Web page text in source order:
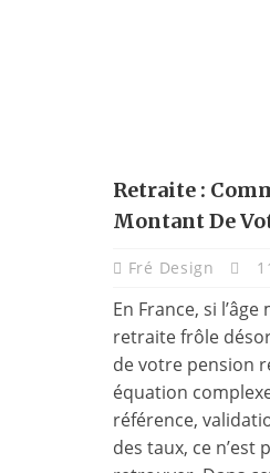
Retraite :
Montant De
Fré Design
En France, si
retraite frôle
de votre pension
équation
référence,
des taux, ce n’est